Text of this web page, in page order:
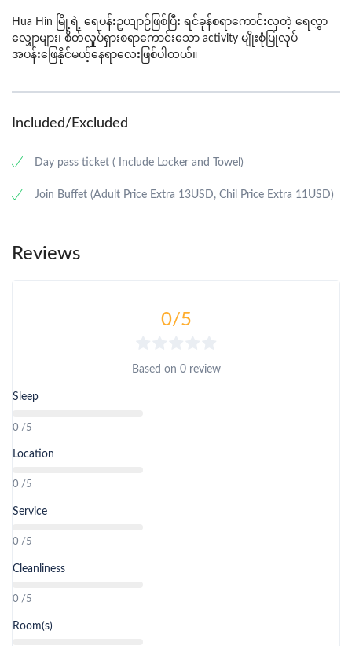
Hua Hin မြို့ရဲ့ ရေပန်းဥယျာဉ်ဖြစ်ပြီး ရင်ခုန်စရာကောင်းလှတဲ့ ရေလွှာ
လျှောများ၊ စိတ်လှုပ်ရှားစရာကောင်းသော activity မျိုးစုံပြုလုပ်
အပန်းဖြေနိုင်မယ့်နေရာလေးဖြစ်ပါတယ်။
Included/Excluded
Day pass ticket ( Include Locker and Towel)
Join Buffet (Adult Price Extra 13USD, Chil Price Extra 11USD)
Reviews
0/5
Based on 0 review
Sleep
0 /5
Location
0 /5
Service
0 /5
Cleanliness
0 /5
Room(s)